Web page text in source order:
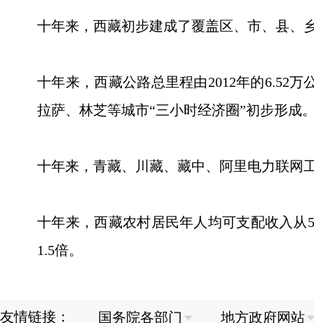
十年来，西藏初步建成了覆盖区、市、县、
十年来，西藏公路总里程由2012年的6.52万
拉萨、林芝等城市“三小时经济圈”初步形成
十年来，青藏、川藏、藏中、阿里电力联网
十年来，西藏农村居民年人均可支配收入从
1.5倍。
友情链接：